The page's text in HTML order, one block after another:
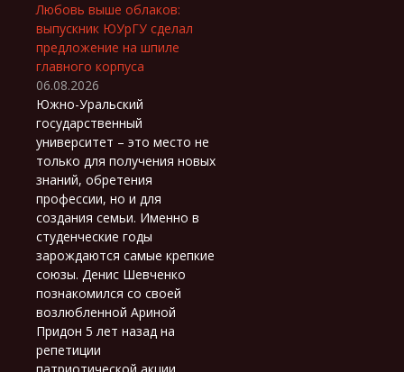
Любовь выше облаков:
выпускник ЮУрГУ сделал
предложение на шпиле
главного корпуса
06.08.2026
Южно-Уральский
государственный
университет – это место не
только для получения новых
знаний, обретения
профессии, но и для
создания семьи. Именно в
студенческие годы
зарождаются самые крепкие
союзы. Денис Шевченко
познакомился со своей
возлюбленной Ариной
Придон 5 лет назад на
репетиции